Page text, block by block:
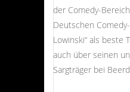
der Comedy-
Deutschen
Lowinski“ als beste
auch über seinen
Sargträger bei